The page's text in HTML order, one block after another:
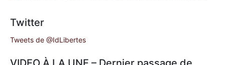
Twitter
Tweets de @IdLibertes